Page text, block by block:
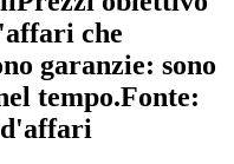
che
garanzie: sono
tempo.Fonte:
d'affari